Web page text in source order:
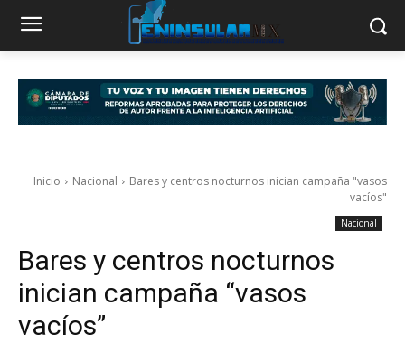
Inicio Nacional
Bares y centros nocturnos inician campaña "vasos
vacíos"
Nacional
Bares y centros nocturnos
inician campaña “vasos
vacíos”